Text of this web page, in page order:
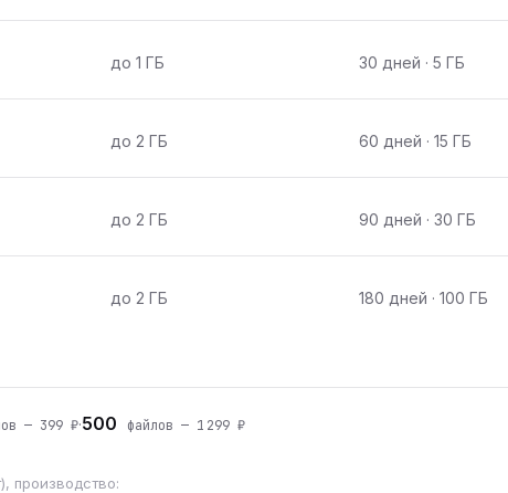
до 1 ГБ 30 дней · 5 ГБ
до 2 ГБ 60 дней · 15 ГБ
до 2 ГБ 90 дней · 30 ГБ
до 2 ГБ 180 дней · 100 ГБ
— 399 ₽·500 файлов — 1 299 ₽
производство: